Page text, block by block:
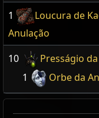
1 Loucura de
Anulação
10
Presságio
1
Orbe da